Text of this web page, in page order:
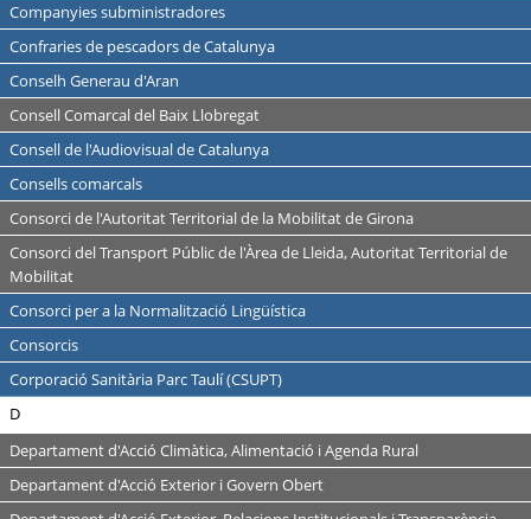
Companyies subministradores
Confraries de pescadors de Catalunya
Conselh Generau d'Aran
Consell Comarcal del Baix Llobregat
Consell de l'Audiovisual de Catalunya
Consells comarcals
Consorci de l'Autoritat Territorial de la Mobilitat de Girona
Consorci del Transport Públic de l'Àrea de Lleida, Autoritat Territorial de
Mobilitat
Consorci per a la Normalització Lingüística
Consorcis
Corporació Sanitària Parc Taulí (CSUPT)
D
Departament d'Acció Climàtica, Alimentació i Agenda Rural
Departament d'Acció Exterior i Govern Obert